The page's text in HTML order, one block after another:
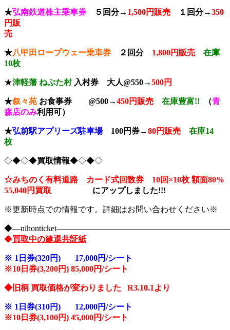
★弘南鉄道株主乗車券 ５回分→ 1,500円販売 １回分→350
円販
売
★八甲田ロープウェー乗車券 ２回分 1,800円販売 在庫
10枚
★津軽藩 ねぷた村 入村券 大人@550→500円
★叙々苑 お食事券 @500→450円販売 在庫豊富!! （青
森店のみ利用可）
★弘前駅アプリーズ駐車場 100円券→80円販売
在庫14
枚
◇◆◇◆買取情報◆◇◆◇
☆みちのく有料道路 カード式回数券 10回×10枚 額面80%
55,040円買取 にアップしました!!!
※更新時点での情報です。詳細はお問い合わせください※
◆買取中の建退共証紙
※ 1日券(320円) 17,000円/シート
※10 日券(3,200円) 85,000円/シート
◆旧柄 買取価格が変わりました R3.10.1より
※ 1日券(310円) 12,000円/シート
※10 日券(3,100円) 45,000円/シート